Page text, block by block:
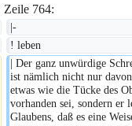
Zeile 764:
|-
! leben
| Der ganz unwürdige
ist nämlich nicht nur
etwas wie die Tücke des
vorhanden sei, sondern er
Glaubens, daß es eine